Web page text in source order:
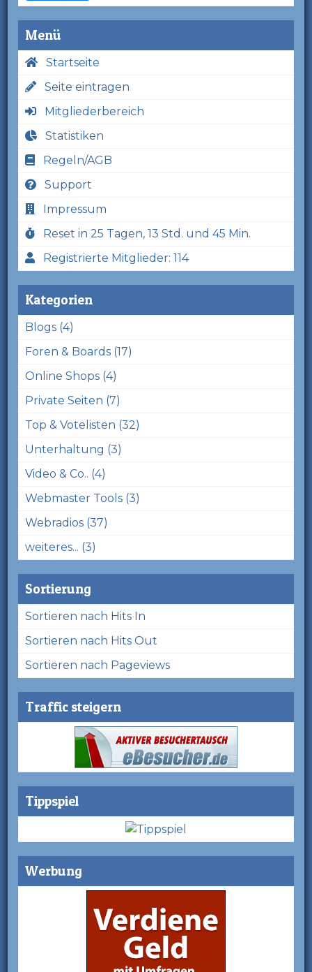
Menü
Startseite
Seite eintragen
Mitgliederbereich
Statistiken
Regeln/AGB
Support
Impressum
Reset in 25 Tagen, 13 Std. und 45 Min.
Registrierte Mitglieder: 114
Kategorien
Blogs (4)
Foren & Boards (17)
Online Shops (4)
Private Seiten (7)
Top & Votelisten (32)
Unterhaltung (3)
Video & Co.. (4)
Webmaster Tools (3)
Webradios (37)
weiteres... (3)
Sortierung
Sortieren nach Hits In
Sortieren nach Hits Out
Sortieren nach Pageviews
Traffic steigern
Tippspiel
Werbung